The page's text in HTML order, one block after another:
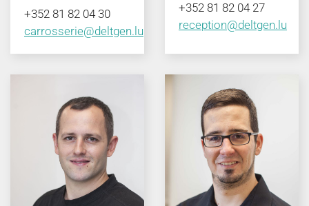
+352 81 82 04 30
carrosserie@deltgen.lu
+352 81 82 04 27
reception@deltgen.lu